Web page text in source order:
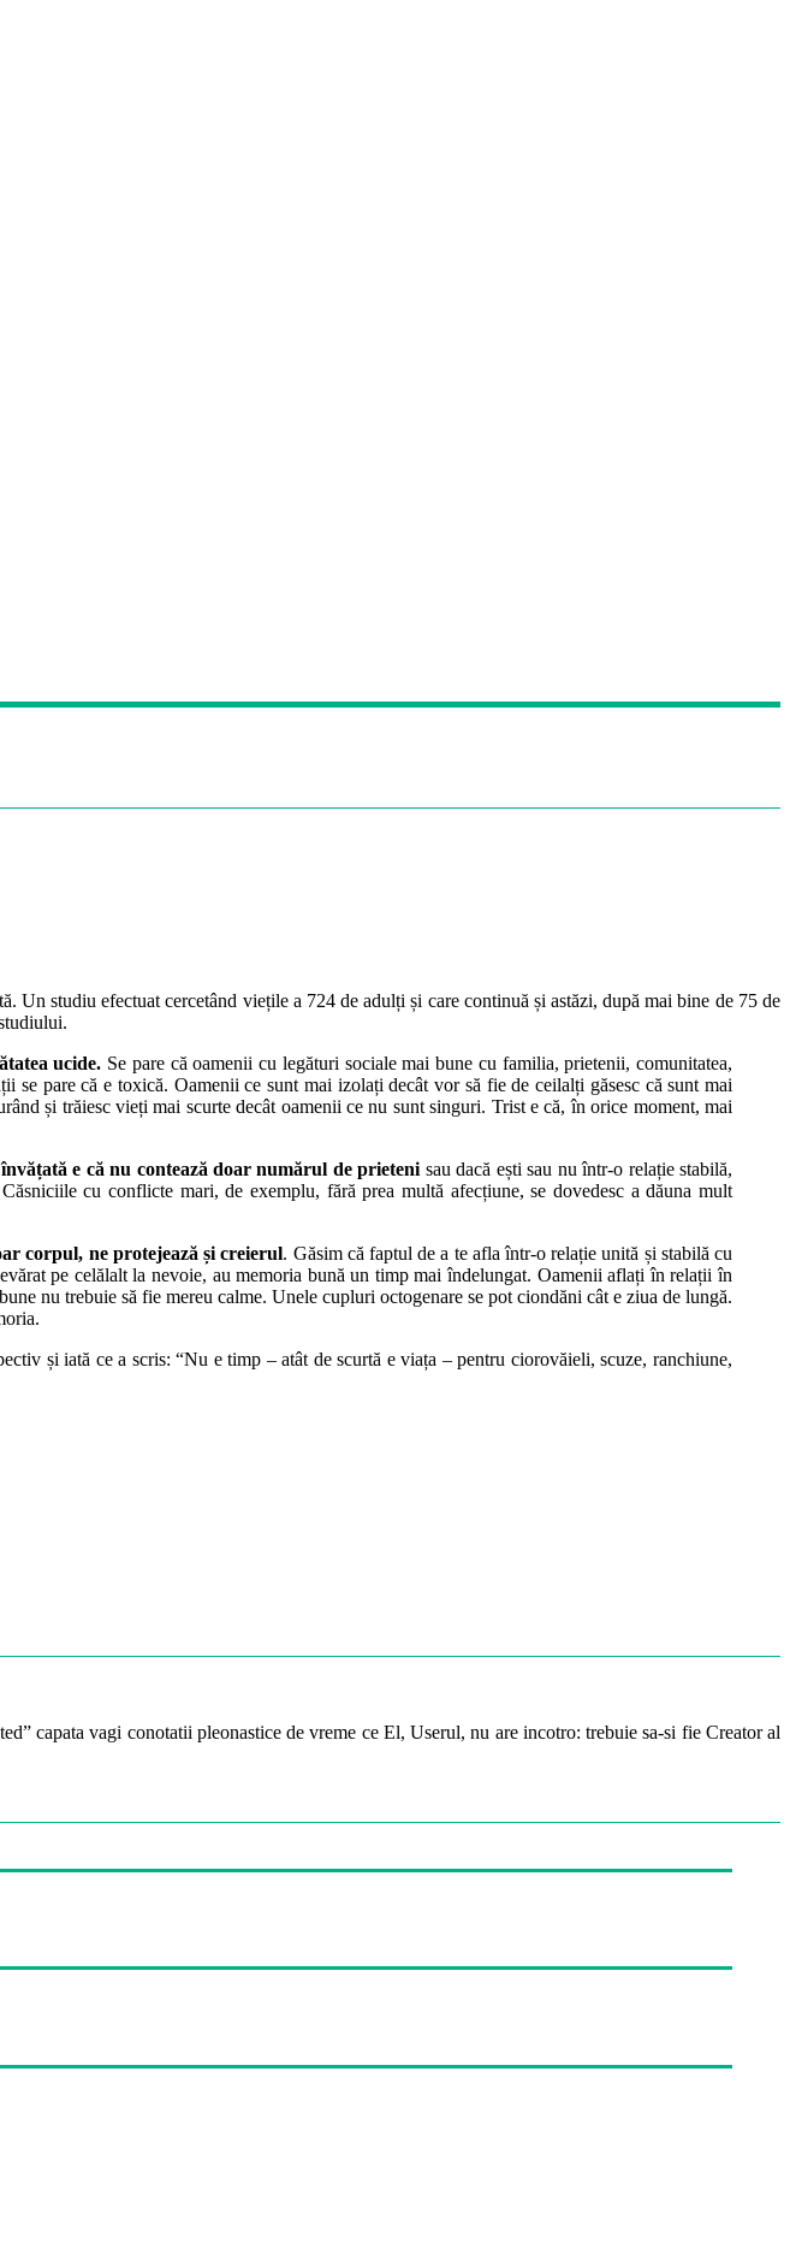
studiu efectuat cercetând viețile a 724 de adulți și care continuă și astăzi, după mai bine de 75 de
ucide. Se pare că oamenii cu legături sociale mai bune cu familia, prietenii, comunitatea,
pare că e toxică. Oamenii ce sunt mai izolați decât vor să fie de ceilalți găsesc că sunt mai
și trăiesc vieți mai scurte decât oamenii ce nu sunt singuri. Trist e că, în orice moment, mai
e că nu contează doar numărul de prieteni sau dacă ești sau nu într-o relație stabilă,
cu conflicte mari, de exemplu, fără prea multă afecțiune, se dovedesc a dăuna mult
corpul, ne protejează și creierul. Găsim că faptul de a te afla într-o relație unită și stabilă cu
pe celălalt la nevoie, au memoria bună un timp mai îndelungat. Oamenii aflați în relații în
nu trebuie să fie mereu calme. Unele cupluri octogenare se pot ciondăni cât e ziua de lungă.
și iată ce a scris: “Nu e timp – atât de scurtă e viața – pentru ciorovăieli, scuze, ranchiune,
capata vagi conotatii pleonastice de vreme ce El, Userul, nu are incotro: trebuie sa-si fie Creator al